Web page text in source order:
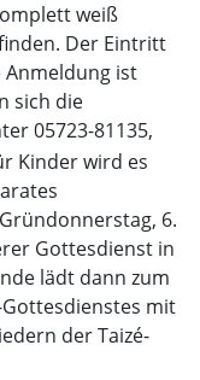
weiß
Der Eintritt
Anmeldung ist
sich die
05723-81135,
Kinder wird es
6.
Gottesdienst in
lädt dann zum
mit
der Taizé-